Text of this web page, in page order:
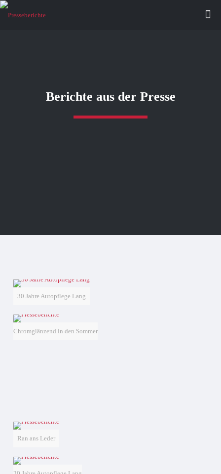
Berichte aus der Presse
30 Jahre Autopflege Lang
Chromglänzend in den Sommer
Ran ans Leder